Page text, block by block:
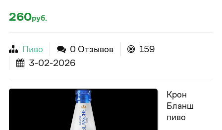
260руб.
Пиво 0 Отзывов
159
3-02-2026
Крон
Бланш
пиво